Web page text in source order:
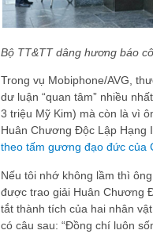
Bộ TT&TT dâng hương báo
Trong vụ Mobiphone/AVG,
dư luận “quan tâm” nhiều
3 triệu Mỹ Kim) mà còn là vì
Huân Chương Độc Lập Hạng
theo tấm gương đạo đức của
Nếu tôi nhớ không lầm thì
được trao giải Huân Chương
tắt thành tích của hai nhân
có câu sau: “Đồng chí luôn